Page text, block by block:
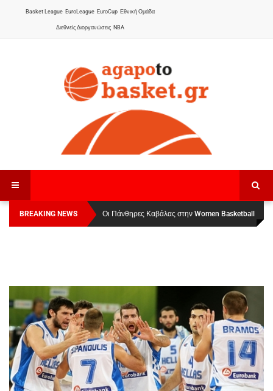
Basket League EuroLeague EuroCup Εθνική Ομάδα
Διεθνείς Διοργανώσεις NBA
BREAKING NEWS
Οι Πάνθηρες Καβάλας στην Women Basketball
League 1
Αναχώρησε για τα Γιάννενα η Εθνική Γυναικών